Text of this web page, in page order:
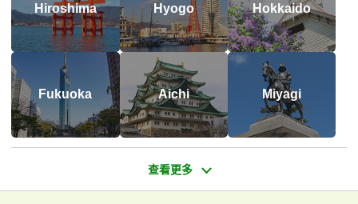
Hiroshima Hyogo Hokkaido
Fukuoka Aichi Miyagi